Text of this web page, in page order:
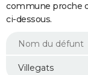
Essais
Réserver un essai
Citadines
Berlines
SUV
Forum auto
+HIGH-TECH
BRICOLAGE
WEEK-END
commune proche
ci-dessous.